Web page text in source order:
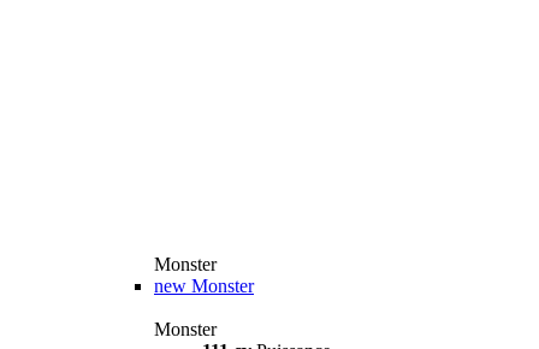
Monster
new Monster
Monster